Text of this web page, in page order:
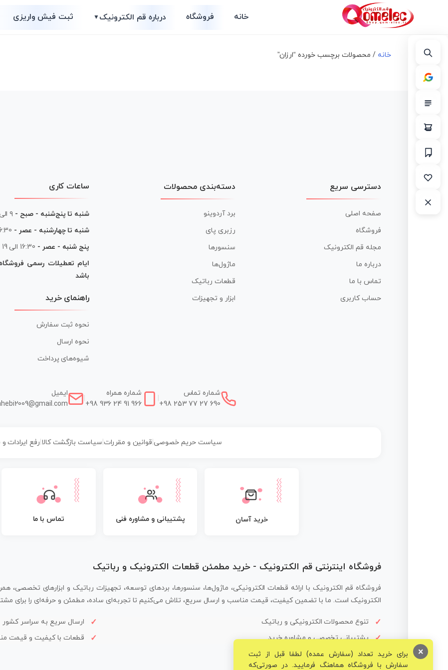
خانه فروشگاه درباره قم الکترونیک▼ ثبت فیش واریزی
خانه / محصولات برچسب خورده “ارزان”
دسترسی سریع
صفحه اصلی
فروشگاه
مجله قم الکترونیک
درباره ما
تماس با ما
حساب کاربری
دسته‌بندی محصولات
برد آردوینو
رزبری پای
سنسورها
ماژول‌ها
قطعات رباتیک
ابزار و تجهیزات
ساعات کاری
شنبه تا پنج‌شنبه - صبح - ۹ الی ۱۳
شنبه تا چهارشنبه - عصر - 16:30
پنج شنبه - عصر - 16:30 الی 19
ایام تعطیلات رسمی
باشد
راهنمای خرید
نحوه ثبت سفارش
نحوه ارسال
شیوه‌های پرداخت
شماره تماس
+98 253 77 27 690
شماره همراه
+98 936 24 91 966
ایمیل
سیاست حریم خصوصی| قوانین و مقررات سیاست بازگشت کالا رفع ایرادات
خرید آسان پشتیبانی و مشاوره فنی تماس با ما
فروشگاه اینترنتی قم الکترونیک - خرید مطمئن قطعات الکترونیک و رباتیک
فروشگاه قم الکترونیک با ارائه قطعات الکترونیکی، ماژول‌ها، سنسورها، بردهای توسعه، تجهیزات رباتیک و ابزارهای تخصصی،
الکترونیک است. ما با تضمین کیفیت، قیمت مناسب و ارسال سریع، تلاش می‌کنیم تا تجربه‌ای ساده، مطمئن و حرفه‌ای را برای
تنوع محصولات الکترونیکی و رباتیک
ارسال سریع به سراسر کشور
پشتیبانی تخصصی و مشاوره خرید
قطعات با کیفیت و قیمت
برای خرید تعداد (سفارش عمده) لطفا قبل از ثبت
سفارش با فروشگاه هماهنگ فرمایید. در صورتی‌که
×